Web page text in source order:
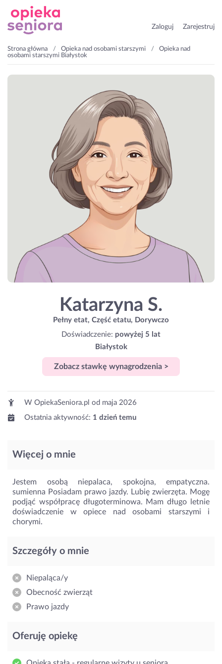
Zaloguj Zarejestruj
Strona główna Opieka nad osobami starszymi
Opieka nad
osobami starszymi Białystok
Katarzyna S.
Pełny etat, Część etatu, Dorywczo
Doświadczenie: powyżej 5 lat
Białystok
Zobacz stawkę wynagrodzenia >
W OpiekaSeniora.pl od maja 2026
Ostatnia aktywność: 1 dzień temu
Więcej o mnie
Jestem osobą niepalaca, spokojna, empatyczna.
sumienna Posiadam prawo jazdy. Lubię zwierzęta. Mogę
podjąć współpracę długoterminowa. Mam długo letnie
doświadczenie w opiece nad osobami starszymi i
chorymi.
Szczegóły o mnie
Niepaląca/y
Obecność zwierząt
Prawo jazdy
Oferuję opiekę